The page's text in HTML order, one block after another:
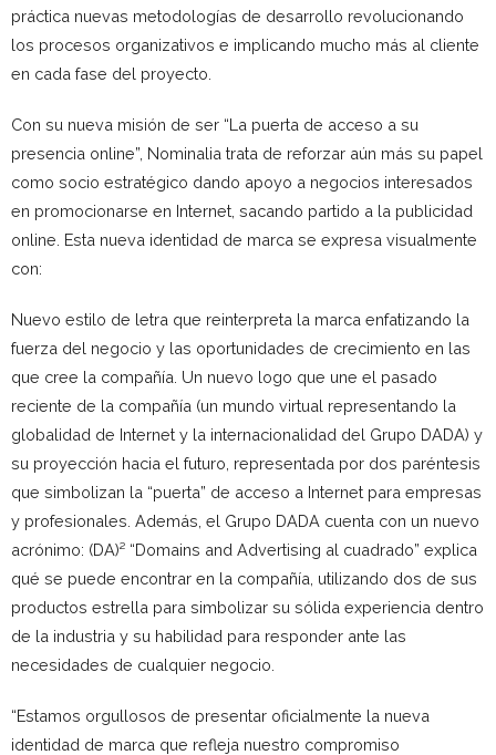
práctica nuevas metodologías de desarrollo revolucionando
los procesos organizativos e implicando mucho más al cliente
en cada fase del proyecto.
Con su nueva misión de ser “La puerta de acceso a su
presencia online”, Nominalia trata de reforzar aún más su papel
como socio estratégico dando apoyo a negocios interesados
en promocionarse en Internet, sacando partido a la publicidad
online. Esta nueva identidad de marca se expresa visualmente
con:
Nuevo estilo de letra que reinterpreta la marca enfatizando la
fuerza del negocio y las oportunidades de crecimiento en las
que cree la compañía. Un nuevo logo que une el pasado
reciente de la compañía (un mundo virtual representando la
globalidad de Internet y la internacionalidad del Grupo DADA) y
su proyección hacia el futuro, representada por dos paréntesis
que simbolizan la “puerta” de acceso a Internet para empresas
y profesionales. Además, el Grupo DADA cuenta con un nuevo
acrónimo: (DA)² “Domains and Advertising al cuadrado” explica
qué se puede encontrar en la compañía, utilizando dos de sus
productos estrella para simbolizar su sólida experiencia dentro
de la industria y su habilidad para responder ante las
necesidades de cualquier negocio.
“Estamos orgullosos de presentar oficialmente la nueva
identidad de marca que refleja nuestro compromiso